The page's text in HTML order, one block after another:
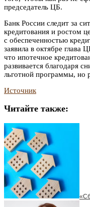
председатель ЦБ.
Банк России следит за
кредитования и ростом
с обеспеченностью
заявила в октябре глава
что ипотечное
развивается благодаря
льготной программы, но
Источник
Читайте также: